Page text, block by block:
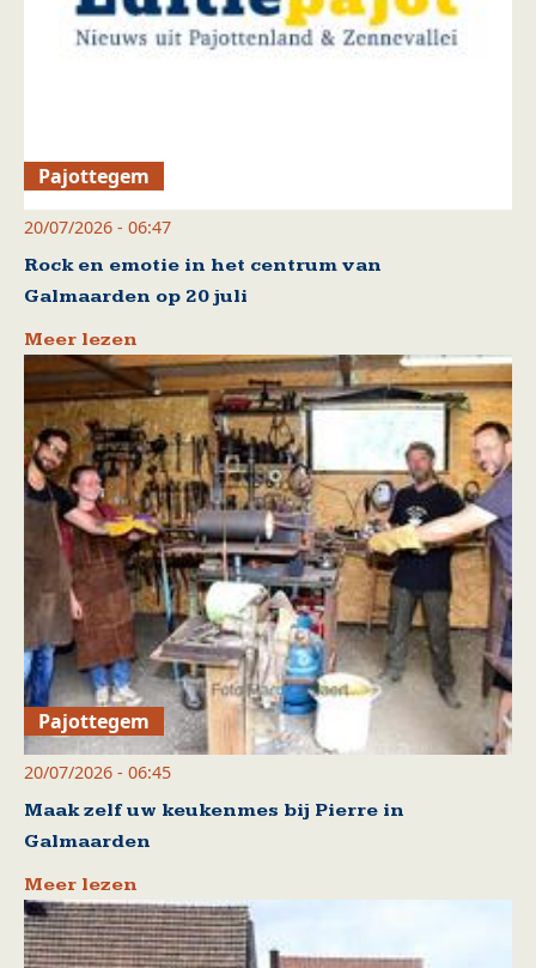
Pajottegem
20/07/2026 - 06:47
Rock en emotie in het centrum van
Galmaarden op 20 juli
Meer lezen
Pajottegem
20/07/2026 - 06:45
Maak zelf uw keukenmes bij Pierre in
Galmaarden
Meer lezen